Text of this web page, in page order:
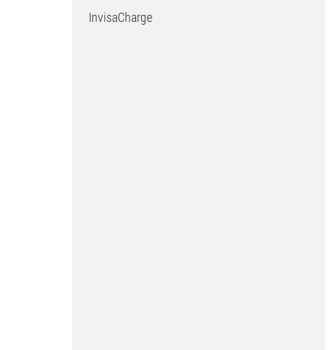
InvisaCharge